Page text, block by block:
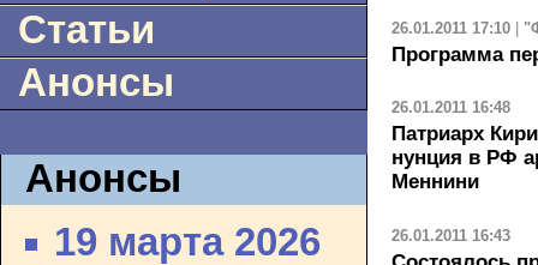
Статьи
Анонсы
Анонсы
19 марта 2026
26.01.2011 17:10 |
Программа
26.01.2011 16:48
Патриарх
нунция в РФ
Меннини
26.01.2011 16:43